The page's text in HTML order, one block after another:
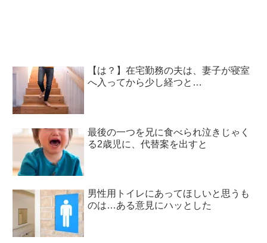
【は？】在宅勤務の夫は、妻子が寝室
へ入ってから少し経つと…
最後の一つを兄に食べられ泣きじゃく
る2歳児に、代替案を出すと
男性用トイレにあってほしいと思うも
のは…ある意見にハッとした